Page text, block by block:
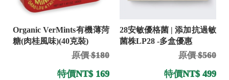
Organic VerMints有機薄菏
糖(肉桂風味)(40克裝)
原價 $180
特價NT$ 169
28安敏優格菌 | 添加抗過敏
菌株LP28 -多盒優惠
原價 $560
特價NT$ 499